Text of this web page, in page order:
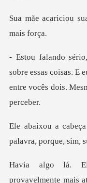
essas coisas. E
entre
palavra, po